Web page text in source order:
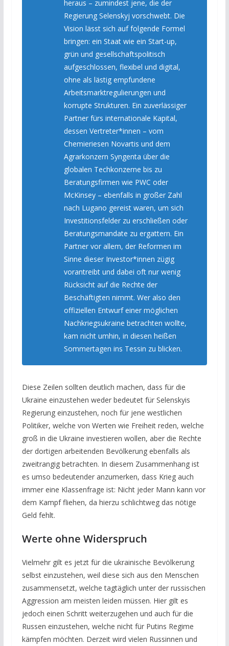
heraus – zumindest jene, die der
Regierung Selenskyj vorschwebt. Die
Vision lässt sich auf folgende Formel
bringen: ein Staat wie ein Start-up,
grün und gesellschaftspolitisch
aufgeschlossen, flexibel und digital,
ohne als lästig empfundene
Arbeitsmarktregulierungen und
korrupte Strukturen. Ein zuverlässiger
Partner fürs internationale Kapital,
dessen Vertreter*innen – vom
Chemieriesen Novartis und dem
Agrarkonzern Syngenta über die
globalen Techkonzerne bis zu
Beratungsfirmen wie PWC oder
McKinsey – ebenfalls in großer Zahl
nach Lugano gereist waren, um sich
Investitionsfelder zu erschließen oder
Beratungsmandate zu ergattern. Ein
Partner vor allem, der Reformen im
Sinne dieser Investor*innen zügig
vorantreibt und dabei oft nur wenig
Rücksicht auf die Rechte der
Beschäftigten nimmt. Wer also den
offiziellen Entwurf einer möglichen
Nachkriegsukraine betrachten wollte,
kam nicht umhin, in diesen heißen
Sommertagen ins Tessin zu blicken.
Diese Zeilen sollten deutlich machen, dass für die
Ukraine einzustehen weder bedeutet für Selenskyis
Regierung einzustehen, noch für jene westlichen
Politiker, welche von Werten wie Freiheit reden, welche
groß in die Ukraine investieren wollen, aber die Rechte
der dortigen arbeitenden Bevölkerung ebenfalls als
zweitrangig betrachten. In diesem Zusammenhang ist
es umso bedeutender anzumerken, dass Krieg auch
immer eine Klassenfrage ist: Nicht jeder Mann kann vor
dem Kampf fliehen, da hierzu schlichtweg das nötige
Geld fehlt.
Werte ohne Widerspruch
Vielmehr gilt es jetzt für die ukrainische Bevölkerung
selbst einzustehen, weil diese sich aus den Menschen
zusammensetzt, welche tagtäglich unter der russischen
Aggression am meisten leiden müssen. Hier gilt es
jedoch einen Schritt weiterzugehen und auch für die
Russen einzustehen, welche nicht für Putins Regime
kämpfen möchten. Derzeit wird vielen Russinnen und